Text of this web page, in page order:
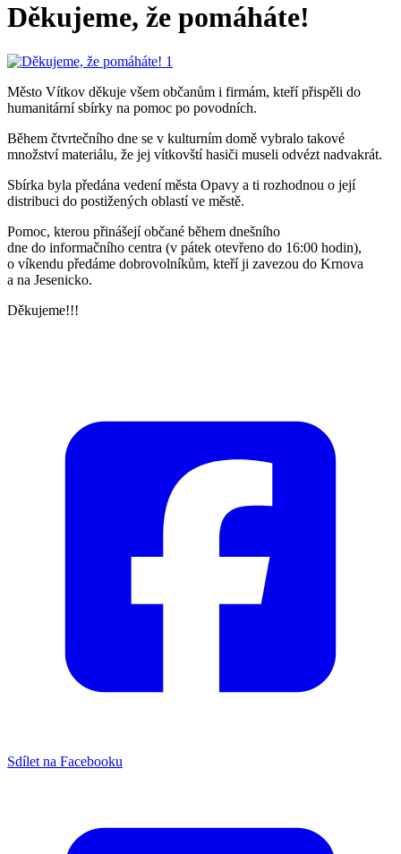
Děkujeme, že pomáháte!
Město Vítkov děkuje všem občanům i firmám, kteří přispěli do
humanitární sbírky na pomoc po povodních.
Během čtvrtečního dne se v kulturním domě vybralo takové
množství materiálu, že jej vítkovští hasiči museli odvézt nadvakrát.
Sbírka byla předána vedení města Opavy a ti rozhodnou o její
distribuci do postižených oblastí ve městě.
Pomoc, kterou přinášejí občané během dnešního
dne do informačního centra (v pátek otevřeno do 16:00 hodin),
o víkendu předáme dobrovolníkům, kteří ji zavezou do Krnova
a na Jesenicko.
Děkujeme!!!
Sdílet na Facebooku